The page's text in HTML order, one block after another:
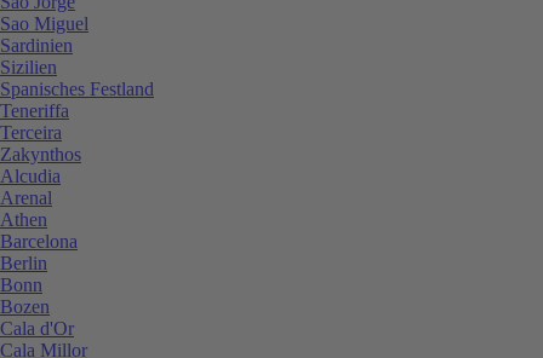
Sao Miguel
Sardinien
Sizilien
Spanisches Festland
Teneriffa
Terceira
Zakynthos
Alcudia
Arenal
Athen
Barcelona
Berlin
Bonn
Bozen
Cala d'Or
Cala Millor